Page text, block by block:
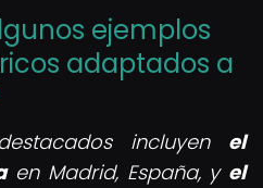
ejemplos
adaptados a
incluyen el
en Madrid, España, y el